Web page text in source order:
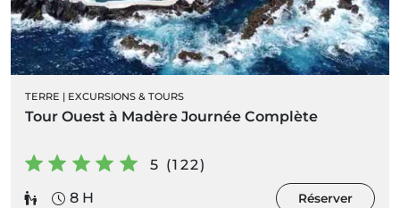
TERRE | EXCURSIONS & TOURS
Tour Ouest à Madère Journée Complète
5 (122)
8 H
Réserver